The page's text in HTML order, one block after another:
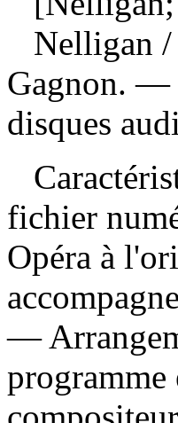
Nelligan
Gagnon. —
disques
fichier
Opéra à
—